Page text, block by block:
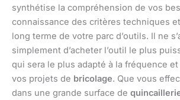
synthétise la compréhension de vos
connaissance des critères techniques
long terme de votre parc d’outils. Il ne
simplement d’acheter l’outil le plus
qui sera le plus adapté à la fréquence et
vos projets de bricolage. Que vous
dans une grande surface de